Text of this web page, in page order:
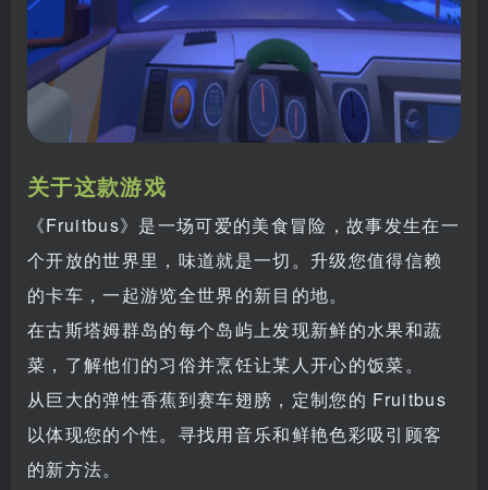
关于这款游戏
《Fruitbus》是一场可爱的美食冒险，故事发生在一
个开放的世界里，味道就是一切。升级您值得信赖
的卡车，一起游览全世界的新目的地。
在古斯塔姆群岛的每个岛屿上发现新鲜的水果和蔬
菜，了解他们的习俗并烹饪让某人开心的饭菜。
从巨大的弹性香蕉到赛车翅膀，定制您的 Fruitbus
以体现您的个性。寻找用音乐和鲜艳色彩吸引顾客
的新方法。